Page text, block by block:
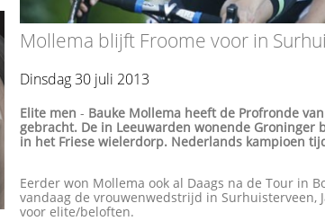
Mollema blijft Froome voor in
Dinsdag 30 juli 2013
Elite men - Bauke Mollema heeft de Profronde
gebracht. De in Leeuwarden wonende Groninger
in het Friese wielerdorp. Nederlands kampioen
Eerder won Mollema ook al Daags na de Tour in
vandaag de vrouwenwedstrijd in Surhuisterveen,
voor elite/beloften.